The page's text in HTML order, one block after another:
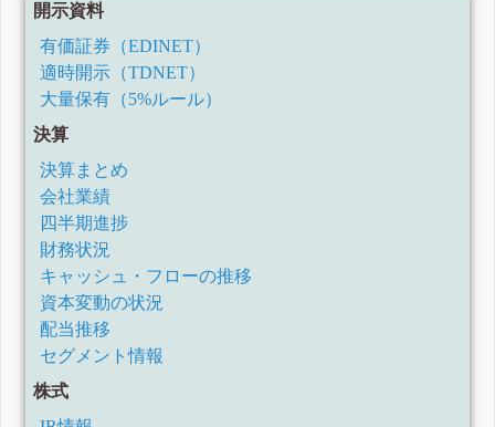
開示資料
有価証券（EDINET）
適時開示（TDNET）
大量保有（5%ルール）
決算
決算まとめ
会社業績
四半期進捗
財務状況
キャッシュ・フローの推移
資本変動の状況
配当推移
セグメント情報
株式